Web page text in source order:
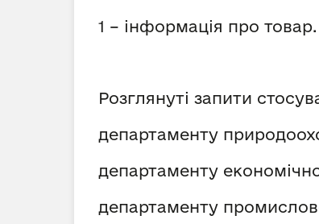
1 – інформація про товар.
Розглянуті запити
департаменту
департаменту
департаменту